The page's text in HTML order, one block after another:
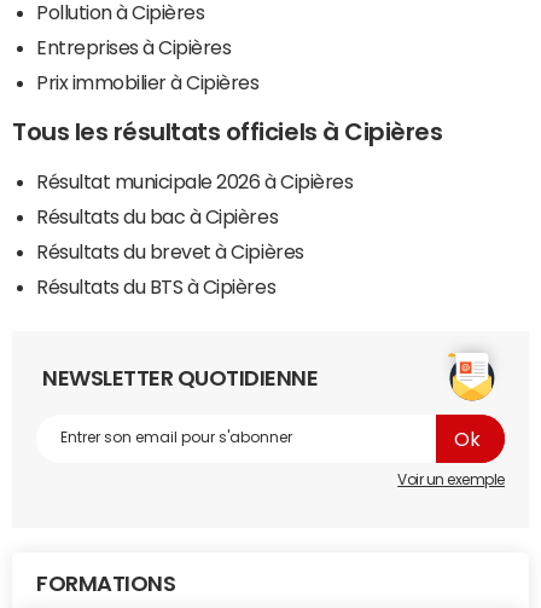
Pollution à Cipières
Entreprises à Cipières
Prix immobilier à Cipières
Tous les résultats officiels à Cipières
Résultat municipale 2026 à Cipières
Résultats du bac à Cipières
Résultats du brevet à Cipières
Résultats du BTS à Cipières
NEWSLETTER QUOTIDIENNE
Voir un exemple
FORMATIONS